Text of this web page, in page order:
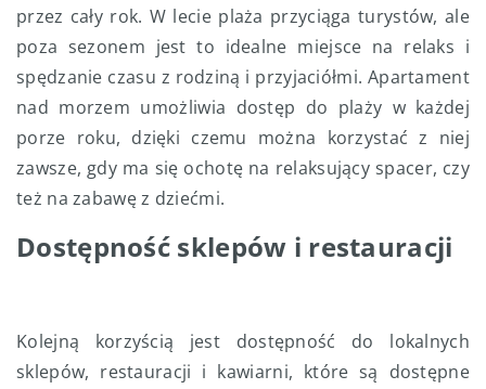
przez cały rok. W lecie plaża przyciąga turystów, ale
poza sezonem jest to idealne miejsce na relaks i
spędzanie czasu z rodziną i przyjaciółmi. Apartament
nad morzem umożliwia dostęp do plaży w każdej
porze roku, dzięki czemu można korzystać z niej
zawsze, gdy ma się ochotę na relaksujący spacer, czy
też na zabawę z dziećmi.
Dostępność sklepów i restauracji
Kolejną korzyścią jest dostępność do lokalnych
sklepów, restauracji i kawiarni, które są dostępne